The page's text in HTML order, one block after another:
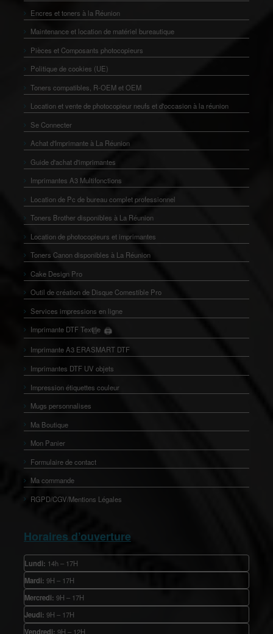
Encres et toners à la Réunion
Maintenance et location de matériel bureautique
Pièces et Composants photocopieurs
Politique de cookies (UE)
Toners compatibles, R-OEM et OEM
Location et vente de photocopieur neufs et d'occasion à la réunion
Se Connecter
Achat d'Imprimante à La Réunion
Guide d'achat d'imprimantes
Imprimantes A3 Multifonctions
Location de Pc de bureau complet professionnel
Toners Brother disponibles à La Réunion
Location de photocopieurs et imprimantes
Toners Canon disponibles à La Réunion
Cake Design Pro
Outil de création de Disque Comestible Pro
Services impressions en ligne
Imprimante DTF Textile 🖨️
👕
Imprimante A3 ERASMART DTF
Imprimantes DTF UV objets
Impression étiquettes couleur
Mugs personnalises
Ma Boutique
Mon Panier
Formulaire de contact
Ma commande
RGPD/CGV/Mentions Légales
Horaires d’ouverture
Lundi: 14h – 17H
Mardi: 9H – 17H
Mercredi: 9H – 17H
Jeudi: 9H – 17H
Vendredi: 9H – 12H